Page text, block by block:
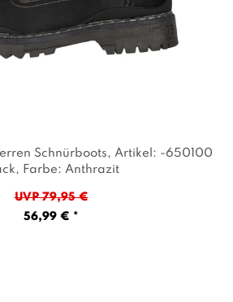
Schnürboots , Artikel: -650100
, Farbe: Anthrazit
UVP 79,95 €
56,99 € *